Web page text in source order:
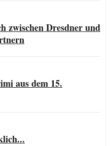
zwischen Dresdner und
aus dem 15.